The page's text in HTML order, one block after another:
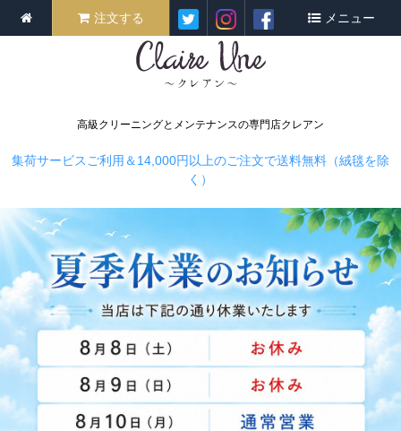
高級クリーニングとメンテナンスの専門店クレアン
注文する メニュー
集荷サービスご利用＆14,000円以上のご注文で送料無料（絨毯を除
く）